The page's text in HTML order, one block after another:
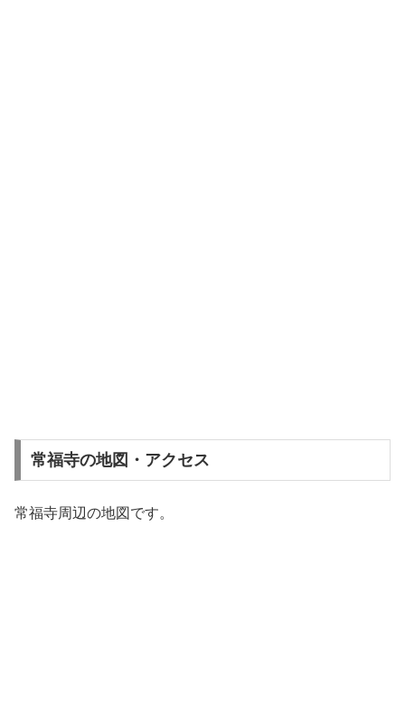
常福寺の地図・アクセス
常福寺周辺の地図です。